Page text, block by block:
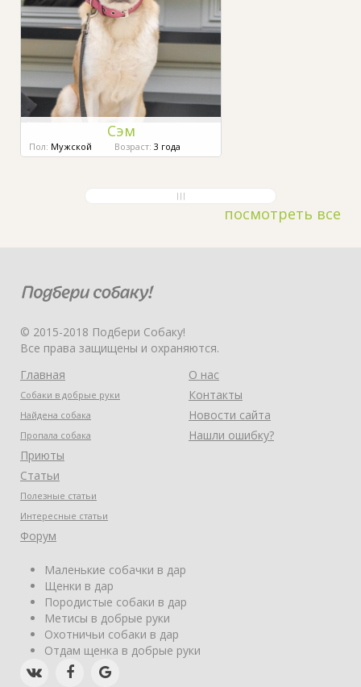
Сэм
Пол: Мужской Возраст: 3 года
посмотреть все
© 2015-2018 Подбери Собаку!
Все права защищены и охраняются.
Главная
Собаки в добрые руки
Найдена собака
Пропала собака
Приюты
Статьи
Полезные статьи
Интересные статьи
Форум
О нас
Контакты
Новости сайта
Нашли ошибку?
Маленькие собачки в дар
Щенки в дар
Породистые собаки в дар
Метисы в добрые руки
Охотничьи собаки в дар
Отдам щенка в добрые руки